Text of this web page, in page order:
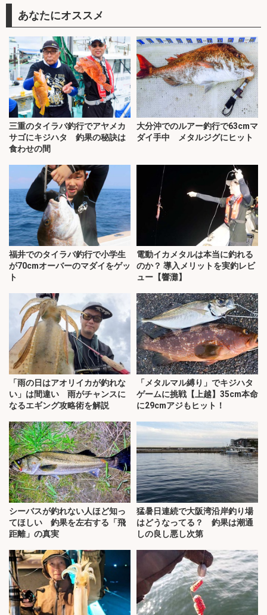
あなたにオススメ
三重のタイラバ釣行でアヤメカ
サゴにキジハタ 釣果の秘訣は
食わせの間
大分沖でのルアー釣行で63cmマ
ダイ手中 メタルジグにヒット
福井でのタイラバ釣行で小学生
が70cmオーバーのマダイをゲッ
ト
電動イカメタルは本当に釣れる
のか？ 導入メリットを実釣レビ
ュー【響灘】
「雨の日はアオリイカが釣れな
い」は間違い 雨がチャンスに
なるエギング攻略術を解説
「メタルマル縛り」でキジハタ
ゲームに挑戦【上越】35cm本命
に29cmアジもヒット！
シーバスが釣れない人ほど知っ
てほしい 釣果を左右する「飛
距離」の真実
猛暑日連続で大阪湾沿岸釣り場
はどうなってる？ 釣果は潮通
しの良し悪し次第